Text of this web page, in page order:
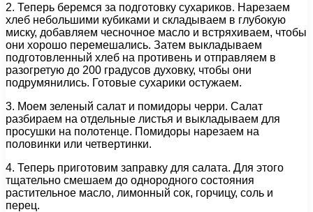
2. Теперь беремся за подготовку сухариков. Нарезаем
хлеб небольшими кубиками и складываем в глубокую
миску, добавляем чесночное масло и встряхиваем, чтобы
они хорошо перемешались. Затем выкладываем
подготовленный хлеб на противень и отправляем в
разогретую до 200 градусов духовку, чтобы они
подрумянились. Готовые сухарики остужаем.
3. Моем зеленый салат и помидоры черри. Салат
разбираем на отдельные листья и выкладываем для
просушки на полотенце. Помидоры нарезаем на
половинки или четвертинки.
4. Теперь приготовим заправку для салата. Для этого
тщательно смешаем до однородного состояния
растительное масло, лимонный сок, горчицу, соль и
перец.